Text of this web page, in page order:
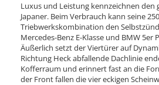
Luxus und Leistung kennzeichnen den
Japaner. Beim Verbrauch kann seine
Triebwerkskombination den
Mercedes-Benz E-Klasse und BMW 5er
Äußerlich setzt der Viertürer auf
Richtung Heck abfallende Dachlinie
Kofferraum und erinnert fast an die
der Front fallen die vier eckigen